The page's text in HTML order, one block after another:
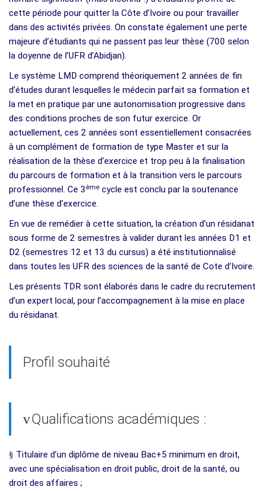
cette période pour quitter la Côte d’Ivoire ou pour travailler
dans des activités privées. On constate également une perte
majeure d’étudiants qui ne passent pas leur thèse (700 selon
la doyenne de l’UFR d’Abidjan).
Le système LMD comprend théoriquement 2 années de fin
d’études durant lesquelles le médecin parfait sa formation et
la met en pratique par une autonomisation progressive dans
des conditions proches de son futur exercice. Or
actuellement, ces 2 années sont essentiellement consacrées
à un complément de formation de type Master et sur la
réalisation de la thèse d’exercice et trop peu à la finalisation
du parcours de formation et à la transition vers le parcours
professionnel. Ce 3 ème cycle est conclu par la soutenance
d’une thèse d’exercice.
En vue de remédier à cette situation, la création d’un résidanat
sous forme de 2 semestres à valider durant les années D1 et
D2 (semestres 12 et 13 du cursus) a été institutionnalisé
dans toutes les UFR des sciences de la santé de Cote d’Ivoire.
Les présents TDR sont élaborés dans le cadre du recrutement
d’un expert local, pour l’accompagnement à la mise en place
du résidanat.
Profil souhaité
vQualifications académiques :
§ Titulaire d’un diplôme de niveau Bac+5 minimum en droit,
avec une spécialisation en droit public, droit de la santé, ou
droit des affaires ;